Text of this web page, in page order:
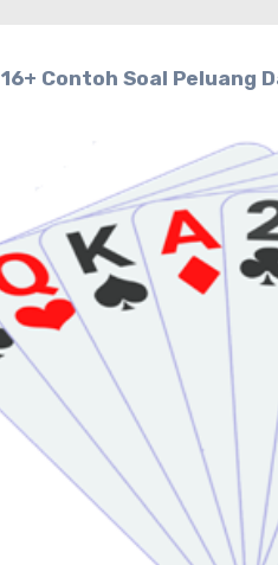
16+ Contoh Soal Peluang